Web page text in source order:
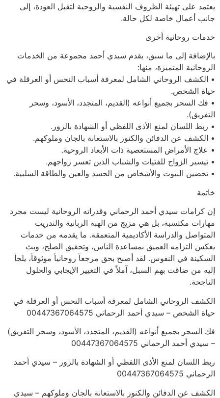
يعتمد على تهيئة الظروف النفسية والروحية لتقبل العودة، إلى
جانب أعمال خاصة لكل حالة.
خدمات روحانية أخرى
بالإضافة إلى ما سبق، يقدم سيدي أحمد مجموعة من الخدمات
الروحانية المتميزة، منها:
• الكشف الروحاني الشامل لمعرفة أسباب النحس أو العرقلة في
حياة الشخص.
• فك السحر بجميع أنواعه (القديم، المتجدد، الأسود، وسحر
التفريق).
• ربط اللسان لمنع الأذى اللفظي أو الشهادة بالزور.
• الكشف عن الدفائن والكنوز بالاستعانة بالجان وملوكهم.
• علاج الأمراض المستعصية ذات الأبعاد الروحية.
• تيسير الزواج للفتيات والشباب الذين تعسر زواجهم.
• تحصين البيوت والأشخاص من الحسد والعين والطاقة السلبية.
خاتمة
إن كرامات سيدي أحمد الرحماني وقدراته الروحانية ليست مجرد
مهارات مكتسبة، بل هي مزيج من الهبة الربانية والتدريب
المتواصل والدراسة الأكاديمية المتعمقة. ما يقدمه من خدمات
يعكس التزامه العميق بمساعدة الناس، وتحقيق الصلح، وبث
السكينة في النفوس. لقد أصبح بحق مرجعاً روحانياً موثوقاً، يلجأ
إليه من ضاقت بهم السبل، آملاً في التغيير الإيجابي والحلول
الناجحة.
الكشف الروحاني الشامل لمعرفة أسباب النحس أو العرقلة في
حياة الشخص – سيدي أحمد الرحماني 00447367064575
فك السحر بجميع أنواعه (القديم، المتجدد، الأسود، وسحر التفريق)
– سيدي أحمد الرحماني 00447367064575
ربط اللسان لمنع الأذى اللفظي أو الشهادة بالزور – سيدي أحمد
الرحماني 00447367064575
الكشف عن الدفائن والكنوز بالاستعانة بالجان وملوكهم – سيدي